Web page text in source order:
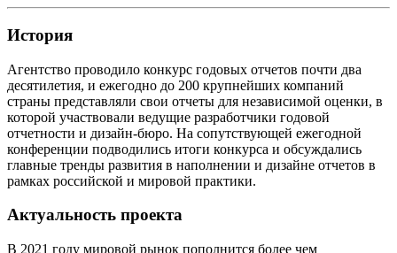
История
Агентство проводило конкурс годовых отчетов почти два
десятилетия, и ежегодно до 200 крупнейших компаний
страны представляли свои отчеты для независимой оценки, в
которой участвовали ведущие разработчики годовой
отчетности и дизайн-бюро. На сопутствующей ежегодной
конференции подводились итоги конкурса и обсуждались
главные тренды развития в наполнении и дизайне отчетов в
рамках российской и мировой практики.
Актуальность проекта
В 2021 году мировой рынок пополнится более чем